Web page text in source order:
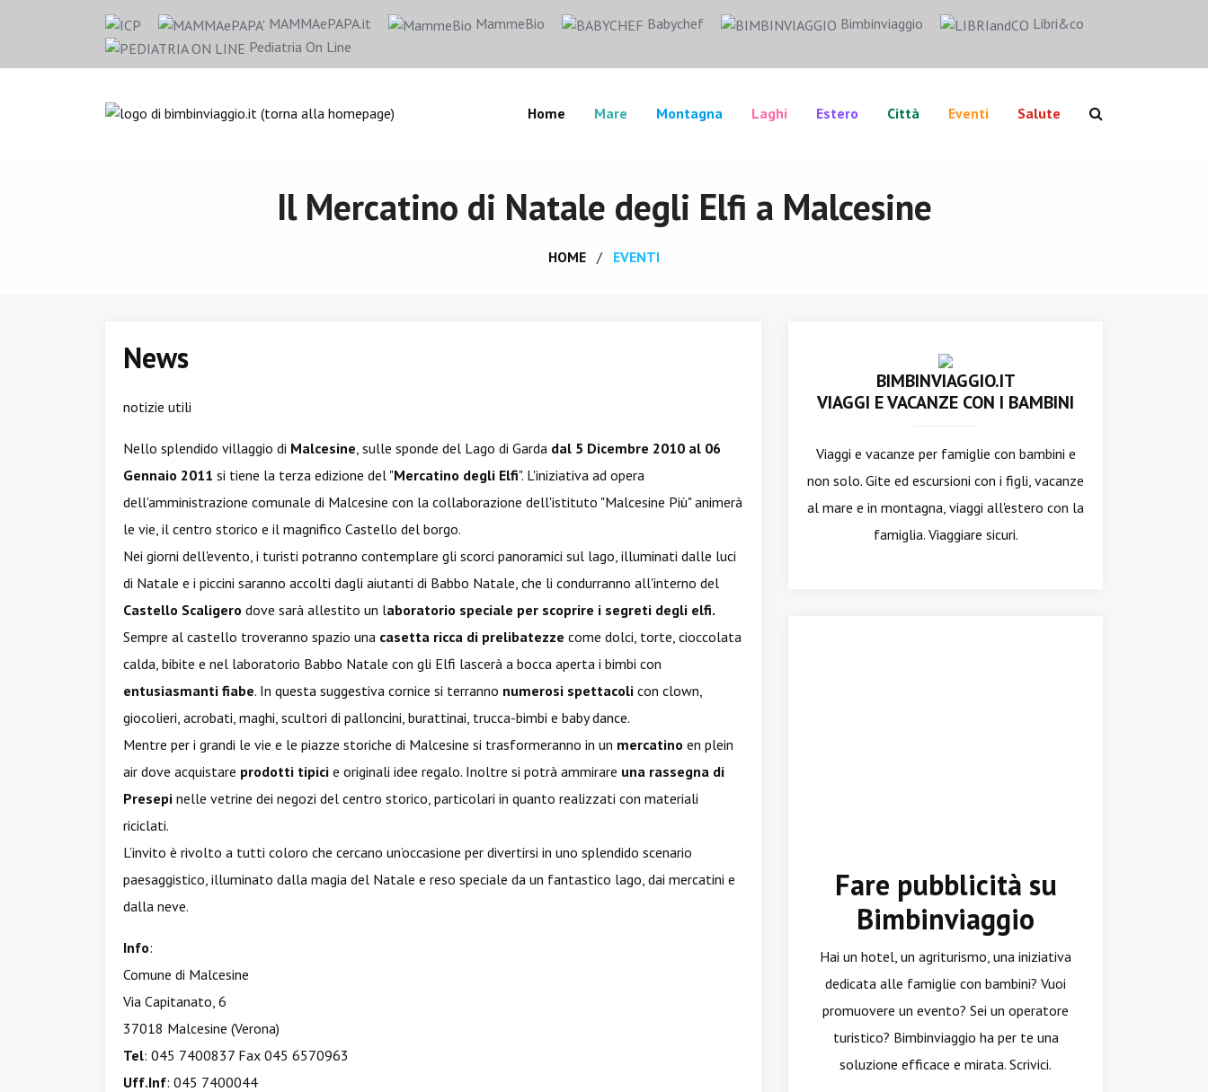
MAMMAePAPA.it MammeBio Babychef Bimbinviaggio
Libri&co
Pediatria On Line
Home Mare Montagna Laghi Estero Città Eventi Salute
Il Mercatino di Natale degli Elfi a Malcesine
HOME EVENTI
News
notizie utili
Nello splendido villaggio di Malcesine, sulle sponde del Lago di Garda dal 5 Dicembre 2010 al 06
Gennaio 2011 si tiene la terza edizione del "Mercatino degli Elfi". L'iniziativa ad opera
dell'amministrazione comunale di Malcesine con la collaborazione dell'istituto "Malcesine Più" animerà
le vie, il centro storico e il magnifico Castello del borgo.
Nei giorni dell'evento, i turisti potranno contemplare gli scorci panoramici sul lago, illuminati dalle luci
di Natale e i piccini saranno accolti dagli aiutanti di Babbo Natale, che li condurranno all'interno del
Castello Scaligero dove sarà allestito un laboratorio speciale per scoprire i segreti degli elfi.
Sempre al castello troveranno spazio una casetta ricca di prelibatezze come dolci, torte, cioccolata
calda, bibite e nel laboratorio Babbo Natale con gli Elfi lascerà a bocca aperta i bimbi con
entusiasmanti fiabe. In questa suggestiva cornice si terranno numerosi spettacoli con clown,
giocolieri, acrobati, maghi, scultori di palloncini, burattinai, trucca-bimbi e baby dance.
Mentre per i grandi le vie e le piazze storiche di Malcesine si trasformeranno in un mercatino en plein
air dove acquistare prodotti tipici e originali idee regalo. Inoltre si potrà ammirare una rassegna di
Presepi nelle vetrine dei negozi del centro storico, particolari in quanto realizzati con materiali
riciclati.
L’invito è rivolto a tutti coloro che cercano un’occasione per divertirsi in uno splendido scenario
paesaggistico, illuminato dalla magia del Natale e reso speciale da un fantastico lago, dai mercatini e
dalla neve.
Info:
Comune di Malcesine
Via Capitanato, 6
37018 Malcesine (Verona)
Tel: 045 7400837 Fax 045 6570963
Uff.Inf: 045 7400044
BIMBINVIAGGIO.IT
VIAGGI E VACANZE CON I BAMBINI
Viaggi e vacanze per famiglie con bambini e
non solo. Gite ed escursioni con i figli, vacanze
al mare e in montagna, viaggi all'estero con la
famiglia. Viaggiare sicuri.
Fare pubblicità su
Bimbinviaggio
Hai un hotel, un agriturismo, una iniziativa
dedicata alle famiglie con bambini? Vuoi
promuovere un evento? Sei un operatore
turistico? Bimbinviaggio ha per te una
soluzione efficace e mirata. Scrivici.